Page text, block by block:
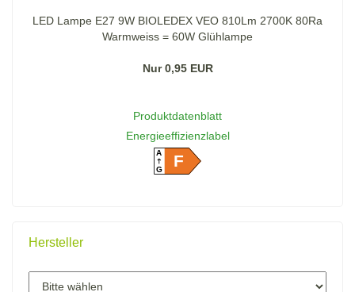
LED Lampe E27 9W BIOLEDEX VEO 810Lm 2700K 80Ra
Warmweiss = 60W Glühlampe
Nur 0,95 EUR
Produktdatenblatt
Energieeffizienzlabel
A
GF
Hersteller